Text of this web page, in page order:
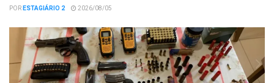
PORESTAGIÁRIO 2 2026/08/05